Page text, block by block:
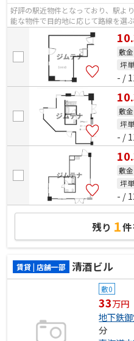
好評の駅近物件となっており、駅よ
能な物件で目的地に応じて路線を選ぶ
敷金
坪
- /
敷金
坪
- /
敷金
坪
- /
残り 1
賃貸 | 店舗一部 清酒ビル
敷0
33万円
地下鉄
分